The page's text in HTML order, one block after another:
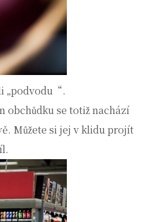
„podvodu“.
obchůdku se totiž nachází
Můžete si jej v klidu projít